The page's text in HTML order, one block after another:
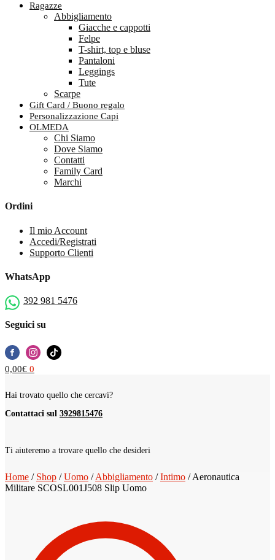
Ragazze
Abbigliamento
Giacche e cappotti
Felpe
T-shirt, top e bluse
Pantaloni
Leggings
Tute
Scarpe
Gift Card / Buono regalo
Personalizzazione Capi
OLMEDA
Chi Siamo
Dove Siamo
Contatti
Family Card
Marchi
Ordini
Il mio Account
Accedi/Registrati
Supporto Clienti
WhatsApp
392 981 5476
Seguici su
0,00€ 0
Hai trovato quello che cercavi?
Contattaci sul 3929815476
Ti aiuteremo a trovare quello che desideri
Home / Shop /Uomo /Abbigliamento /Intimo /Aeronautica
Militare SCOSL001J508 Slip Uomo